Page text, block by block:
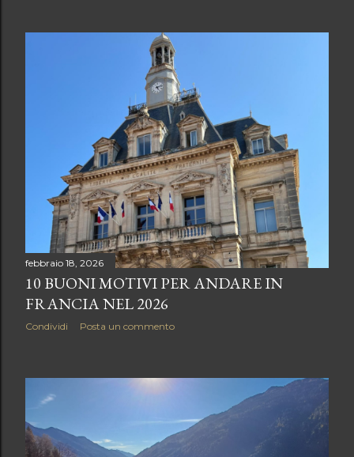
febbraio 18, 2026
10 BUONI MOTIVI PER ANDARE IN
FRANCIA NEL 2026
Condividi Posta un commento